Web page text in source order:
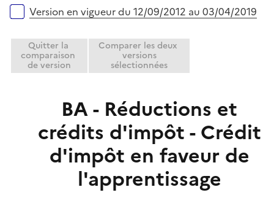
e
e
r
Version en vigueur du 12/09/2012 au 03/04/2019
Quitter la
comparaison
de version
Comparer les deux
versions
sélectionnées
BA - Réductions et
crédits d'impôt - Crédit
d'impôt en faveur de
l'apprentissage